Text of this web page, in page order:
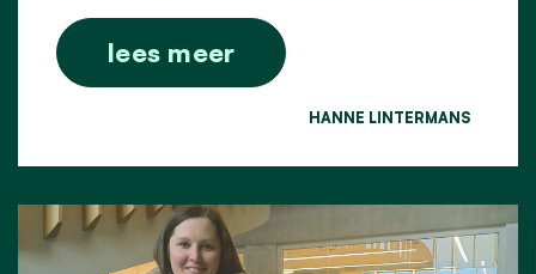
lees meer
HANNE LINTERMANS